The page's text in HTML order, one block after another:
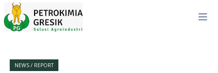
NEWS / REPORT